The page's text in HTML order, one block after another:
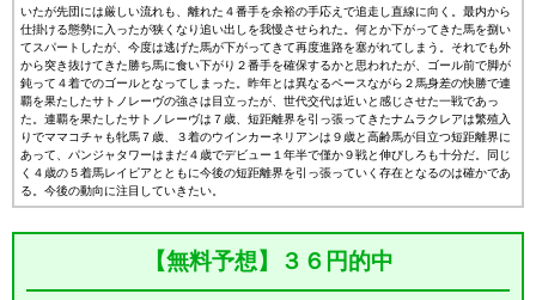
いたが先団には厳しい流れも、離れた４番手を余裕の手応えで追走し直線に向く。最内から
仕掛ける態勢に入ったが狭くなり追い出しを我慢させられた。何とか下がってきた馬を捌い
てスパートしたが、今度は逃げた馬が下がってきて再度進路を塞がれてしまう。それでも外
から突き抜けてきた勝ち馬に食い下がり２番手を確保するかと思われたが、ゴール前で脚が
鈍って４着でのゴールとなってしまった。昨年とは異なるペースながら２馬身差の快勝で連
覇を果たしたサトノレーヴの強さは目立ったが、世代交代は近いと感じさせた一戦であっ
た。連覇を果たしたサトノレーヴは７歳、短距離界を引っ張ってきたナムラクレアは繁殖入
りでママコチャも牝馬７歳、３着のウインカーネリアンは９歳と高齢馬が目立つ短距離界に
あって、パンジャタワーはまだ４歳でデビュー１年半で僅か９戦と伸びしろも十分だ。同じ
く４歳の５着馬レイピアとともに今後の短距離界を引っ張っていく存在となるのは確かであ
る。今後の動向に注目していきたい。
【無料予想】３６円的中